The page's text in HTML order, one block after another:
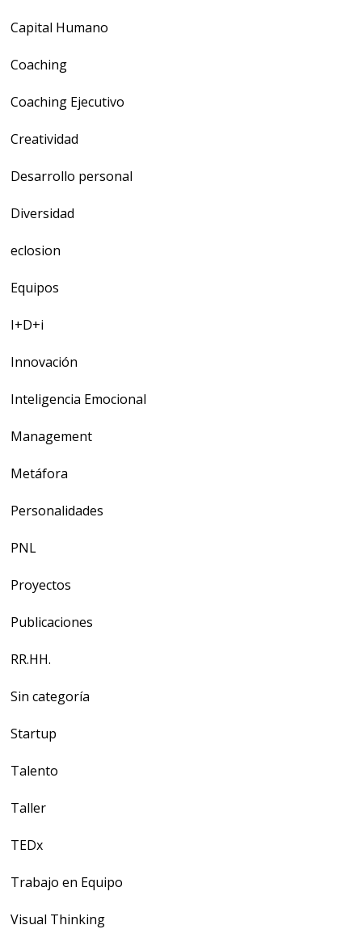
Capital Humano
Coaching
Coaching Ejecutivo
Creatividad
Desarrollo personal
Diversidad
eclosion
Equipos
I+D+i
Innovación
Inteligencia Emocional
Management
Metáfora
Personalidades
PNL
Proyectos
Publicaciones
RR.HH.
Sin categoría
Startup
Talento
Taller
TEDx
Trabajo en Equipo
Visual Thinking